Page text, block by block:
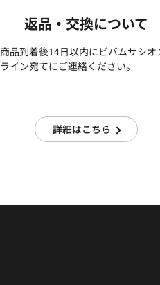
返品・交換について
商品到着後14日以内にビバムサシオ
ライン宛てにご連絡ください。
詳細はこちら